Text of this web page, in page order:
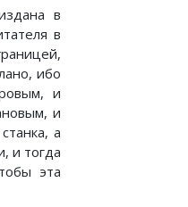
в
в
ибо
и
и
а
и тогда
эта